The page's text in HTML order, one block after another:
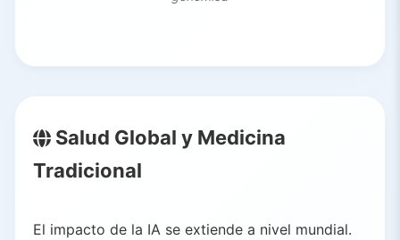
Salud Global y Medicina
Tradicional
El impacto de la IA se extiende a nivel mundial.